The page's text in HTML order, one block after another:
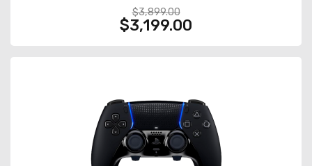
$3,899.00
$3,199.00